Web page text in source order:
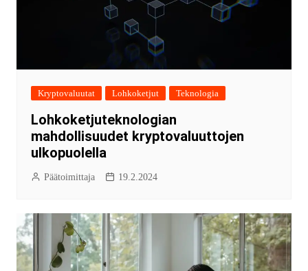
Kryptovaluutat Lohkoketjut Teknologia
Lohkoketjuteknologian
mahdollisuudet kryptovaluuttojen
ulkopuolella
Päätoimittaja 19.2.2024